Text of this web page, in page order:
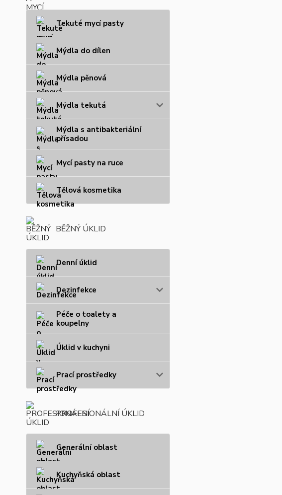
Tekuté mycí pasty
Mýdla do dílen
Mýdla pěnová
Mýdla tekutá
Mýdla s antibakteriální
přísadou
Mycí pasty na ruce
Tělová kosmetika
BĚŽNÝ ÚKLID
Denní úklid
Dezinfekce
Péče o toalety a
koupelny
Úklid v kuchyni
Prací prostředky
PROFESIONÁLNÍ ÚKLID
Generální oblast
Kuchyňská oblast